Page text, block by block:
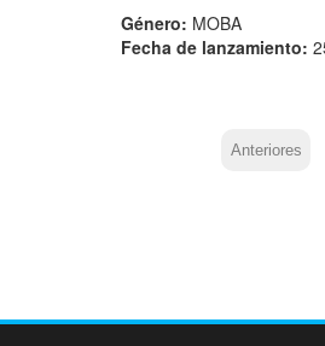
Género: MOBA
Fecha de lanzamiento:
Anteriores